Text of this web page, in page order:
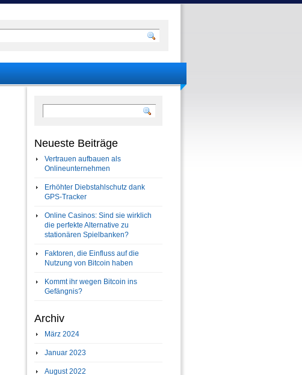
Neueste Beiträge
Vertrauen aufbauen als
Onlineunternehmen
Erhöhter Diebstahlschutz dank
GPS-Tracker
Online Casinos: Sind sie wirklich
die perfekte Alternative zu
stationären Spielbanken?
Faktoren, die Einfluss auf die
Nutzung von Bitcoin haben
Kommt ihr wegen Bitcoin ins
Gefängnis?
Archiv
März 2024
Januar 2023
August 2022